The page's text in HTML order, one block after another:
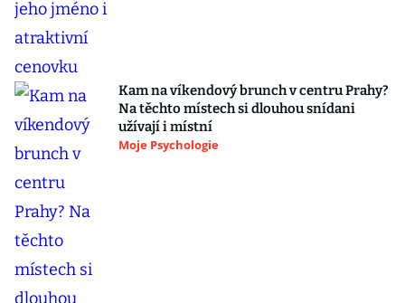
Kam na víkendový brunch v centru Prahy?
Na těchto místech si dlouhou snídani
užívají i místní
Moje Psychologie